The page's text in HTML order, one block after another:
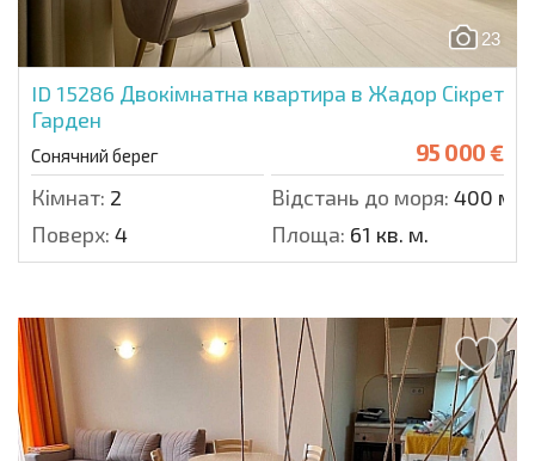
23
ID 15286 Двокімнатна квартира в Жадор Сікрет
Гарден
Сонячний берег 95 000 €
Кімнат: 2 Відстань до моря: 400 м.
Поверх: 4 Площа: 61 кв. м.